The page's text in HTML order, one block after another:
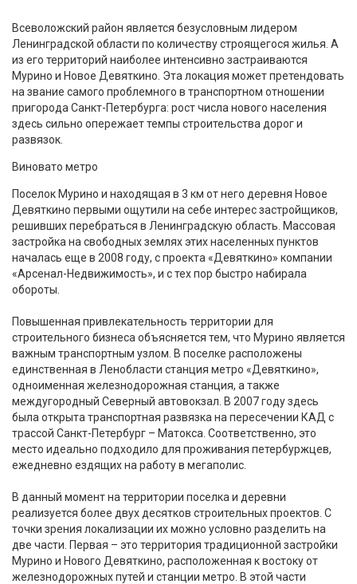
Всеволожский район является безусловным лидером
Ленинградской области по количеству строящегося жилья. А
из его территорий наиболее интенсивно застраиваются
Мурино и Новое Девяткино. Эта локация может претендовать
на звание самого проблемного в транспортном отношении
пригорода Санкт-Петербурга: рост числа нового населения
здесь сильно опережает темпы строительства дорог и
развязок.
Виновато метро
Поселок Мурино и находящая в 3 км от него деревня Новое
Девяткино первыми ощутили на себе интерес застройщиков,
решивших перебраться в Ленинградскую область. Массовая
застройка на свободных землях этих населенных пунктов
началась еще в 2008 году, с проекта «Девяткино» компании
«Арсенал-Недвижимость», и с тех пор быстро набирала
обороты.
Повышенная привлекательность территории для
строительного бизнеса объясняется тем, что Мурино является
важным транспортным узлом. В поселке расположены
единственная в Ленобласти станция метро «Девяткино»,
одноименная железнодорожная станция, а также
междугородный Северный автовокзал. В 2007 году здесь
была открыта транспортная развязка на пересечении КАД с
трассой Санкт-Петербург – Матокса. Соответственно, это
место идеально подходило для проживания петербуржцев,
ежедневно ездящих на работу в мегаполис.
В данный момент на территории поселка и деревни
реализуется более двух десятков строительных проектов. С
точки зрения локализации их можно условно разделить на
две части. Первая – это территория традиционной застройки
Мурино и Нового Девяткино, расположенная к востоку от
железнодорожных путей и станции метро. В этой части